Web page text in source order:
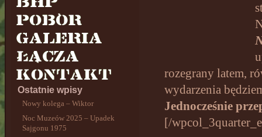
Ostatnie wpisy
Nowy kolega – Wiktor
Noc Muzeów 2025 – Upadek
Sajgonu 1975
rozegrany latem,
wydarzenia
Jednocześnie
[/